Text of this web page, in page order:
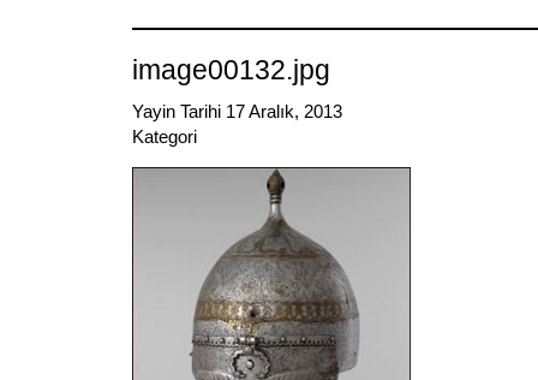
image00132.jpg
Yayin Tarihi 17 Aralık, 2013
Kategori